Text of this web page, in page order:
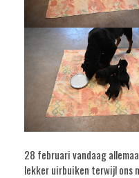
28 februari vandaag
lekker uirbuiken terwijl ons